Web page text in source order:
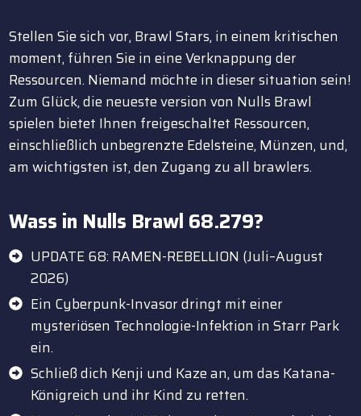
Stellen Sie sich vor, Brawl Stars, in einem kritischen
moment, führen Sie in eine Verknappung der
Ressourcen. Niemand möchte in dieser situation sein!
Zum Glück, die neueste version von Nulls Brawl
spielen bietet Ihnen freigeschaltet Ressourcen,
einschließlich unbegrenzte Edelsteine, Münzen, und,
am wichtigsten ist, den Zugang zu all brawlers.
Wass in Nulls Brawl 68.279?
UPDATE 68: RAMEN-REBELLION (Juli–August
2026)
Ein Cyberpunk-Invasor dringt mit einer
mysteriösen Technologie-Infektion in Starr Park
ein.
Schließ dich Kenji und Kaze an, um das Katana-
Königreich und ihr Kind zu retten.